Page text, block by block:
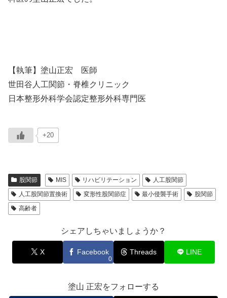
【執筆】塗山正宏 医師
世田谷人工関節・脊椎クリニック
日本整形外科学会認定整形外科専門医
+20
股関節 MIS リハビリテーション
人工股関節
人工股関節置換術
変形性股関節症 最小侵襲手術
股関節
高齢者
シェアしちゃいましょうか？
X Facebook
0
Threads LINE
塗山 正宏をフォローする